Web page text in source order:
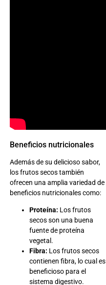
Beneficios nutricionales
Además de su delicioso sabor,
los frutos secos también
ofrecen una amplia variedad de
beneficios nutricionales como:
Proteína: Los frutos
secos son una buena
fuente de proteína
vegetal.
Fibra: Los frutos secos
contienen fibra, lo cual es
beneficioso para el
sistema digestivo.